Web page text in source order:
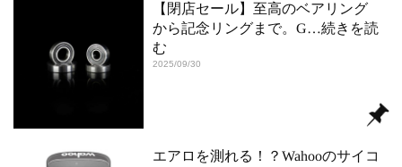
【閉店セール】至高のベアリング
から記念リングまで。G…続きを読
む
2025/09/30
エアロを測れる！？Wahooのサイコ